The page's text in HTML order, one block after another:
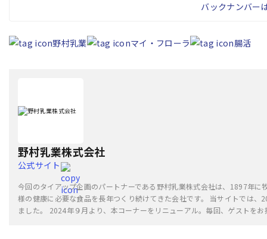
バックナンバー
野村乳業 マイ・フローラ 腸活
野村乳業株式会社
公式サイト
今回のタイアップ企画のパートナーである野村乳業株式会社は、1897年
様の健康に必要な食品を長年つくり続けてきた会社です。 当サイトでは
ました。 2024年９月より、本コーナーをリニューアル。毎回、ゲストを